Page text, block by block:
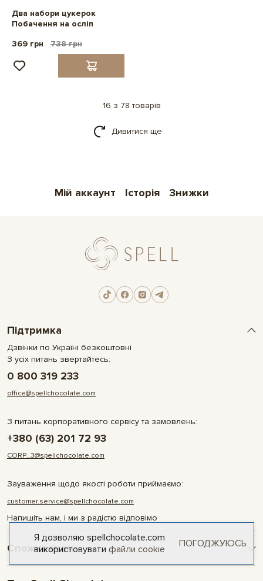
Два набори цукерок
Побачення на осліп
369 грн
738 грн
16 з 78 товарів
Дивитися ще
Мій аккаунт Історія Знижки
Підтримка
Дзвінки по Україні безкоштовні
З усіх питань звертайтесь:
0 800 319 233
office@spellchocolate.com
З питань корпоративного сервісу та замовлень:
+380 (63) 201 72 93
CORP_3@spellchocolate.com
Зауваження щодо якості роботи приймаємо:
customer.service@spellchocolate.com
Напишіть нам, і ми з радістю відповімо
Споживачам
Оплата та доставка
Я дозволяю spellchocolate.com
використовувати файли cookie ПОГОДЖУЮСЬ